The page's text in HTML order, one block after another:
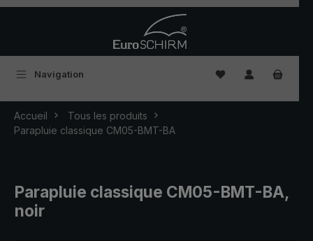
Navigation Vous avez 0
Accueil
Tous les produits
Parapluie classique CM05-BMT-BA
Parapluie classique CM05-BMT-BA,
noir